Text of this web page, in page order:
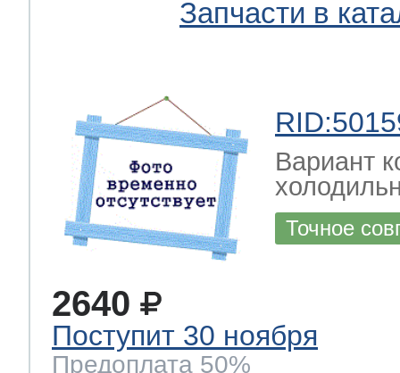
Запчасти в
Вариант
Точное
2640
Поступит 30 ноября
Предоплата 50%